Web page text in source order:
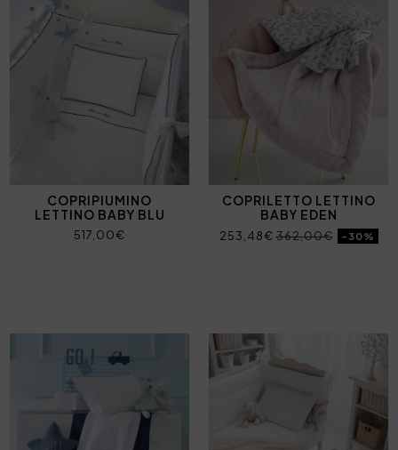
COPRIPIUMINO
LETTINO BABY BLU
517,00€
COPRILETTO LETTINO
BABY EDEN
253,48€362,00€ -30%